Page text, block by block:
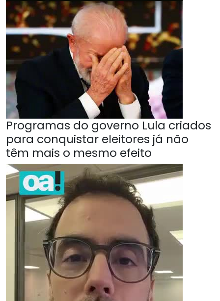
Programas do governo Lula criados
para conquistar eleitores já não
têm mais o mesmo efeito